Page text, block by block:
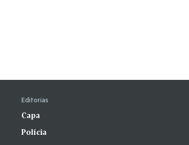
Editorias
Capa
Polícia